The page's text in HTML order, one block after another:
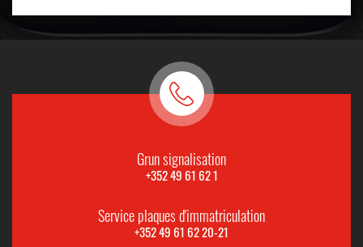
Grun signalisation
+352 49 61 62 1
Service plaques d'immatriculation
+352 49 61 62 20-21